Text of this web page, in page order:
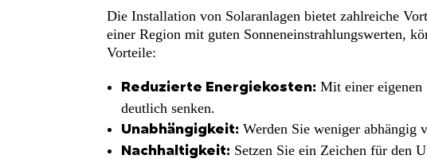
Die Installation von Solaranlagen bietet zahlreiche
einer Region mit guten Sonneneinstrahlungswerten,
Vorteile:
Reduzierte Energiekosten: Mit einer eigenen
deutlich senken.
Unabhängigkeit: Werden Sie weniger abhängig
Nachhaltigkeit: Setzen Sie ein Zeichen für den